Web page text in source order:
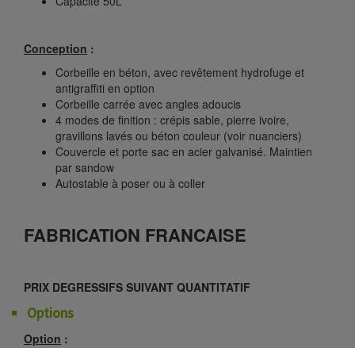
Conception :
Corbeille en béton, avec revêtement hydrofuge et
antigraffiti en option
Corbeille carrée avec angles adoucis
4 modes de finition : crépis sable, pierre ivoire,
gravillons lavés ou béton couleur (voir nuanciers)
Couvercle et porte sac en acier galvanisé. Maintien
par sandow
Autostable à poser ou à coller
FABRICATION FRANCAISE
PRIX DEGRESSIFS SUIVANT QUANTITATIF
Options
Option :